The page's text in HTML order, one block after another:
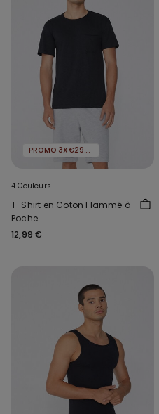
PROMO 3X€29.99
4 Couleurs
T-Shirt en Coton Flammé à
Poche
12,99 €